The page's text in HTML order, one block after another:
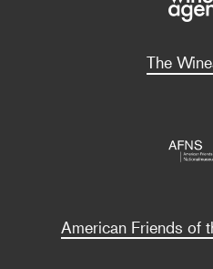
The
American Friends of